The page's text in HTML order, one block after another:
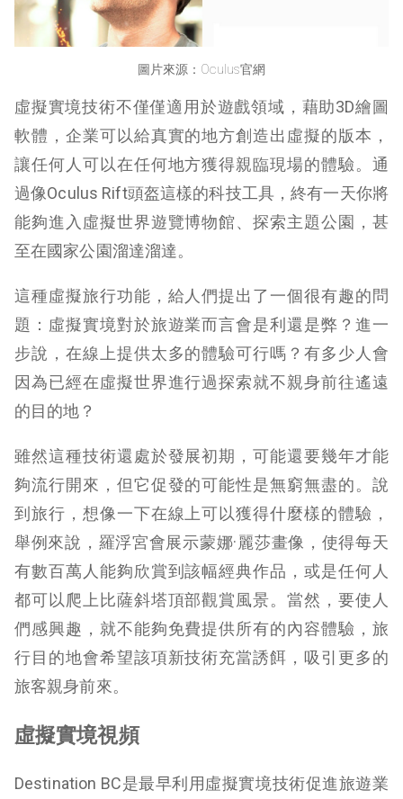
圖片來源：Oculus官網
虛擬實境技術不僅僅適用於遊戲領域，藉助3D繪圖
軟體，企業可以給真實的地方創造出虛擬的版本，
讓任何人可以在任何地方獲得親臨現場的體驗。通
過像Oculus Rift頭盔這樣的科技工具，終有一天你將
能夠進入虛擬世界遊覽博物館、探索主題公園，甚
至在國家公園溜達溜達。
這種虛擬旅行功能，給人們提出了一個很有趣的問
題：虛擬實境對於旅遊業而言會是利還是弊？進一
步說，在線上提供太多的體驗可行嗎？有多少人會
因為已經在虛擬世界進行過探索就不親身前往遙遠
的目的地？
雖然這種技術還處於發展初期，可能還要幾年才能
夠流行開來，但它促發的可能性是無窮無盡的。說
到旅行，想像一下在線上可以獲得什麼樣的體驗，
舉例來說，羅浮宮會展示蒙娜·麗莎畫像，使得每天
有數百萬人能夠欣賞到該幅經典作品，或是任何人
都可以爬上比薩斜塔頂部觀賞風景。當然，要使人
們感興趣，就不能夠免費提供所有的內容體驗，旅
行目的地會希望該項新技術充當誘餌，吸引更多的
旅客親身前來。
虛擬實境視頻
Destination BC是最早利用虛擬實境技術促進旅遊業